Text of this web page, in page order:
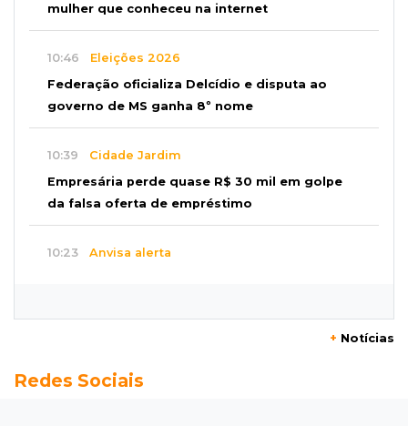
mulher que conheceu na internet
10:46 Eleições 2026
Federação oficializa Delcídio e disputa ao
governo de MS ganha 8º nome
10:39 Cidade Jardim
Empresária perde quase R$ 30 mil em golpe
da falsa oferta de empréstimo
10:23 Anvisa alerta
Superávit comercial de MS cresce 17,8% com
+ Notícias
Redes Sociais